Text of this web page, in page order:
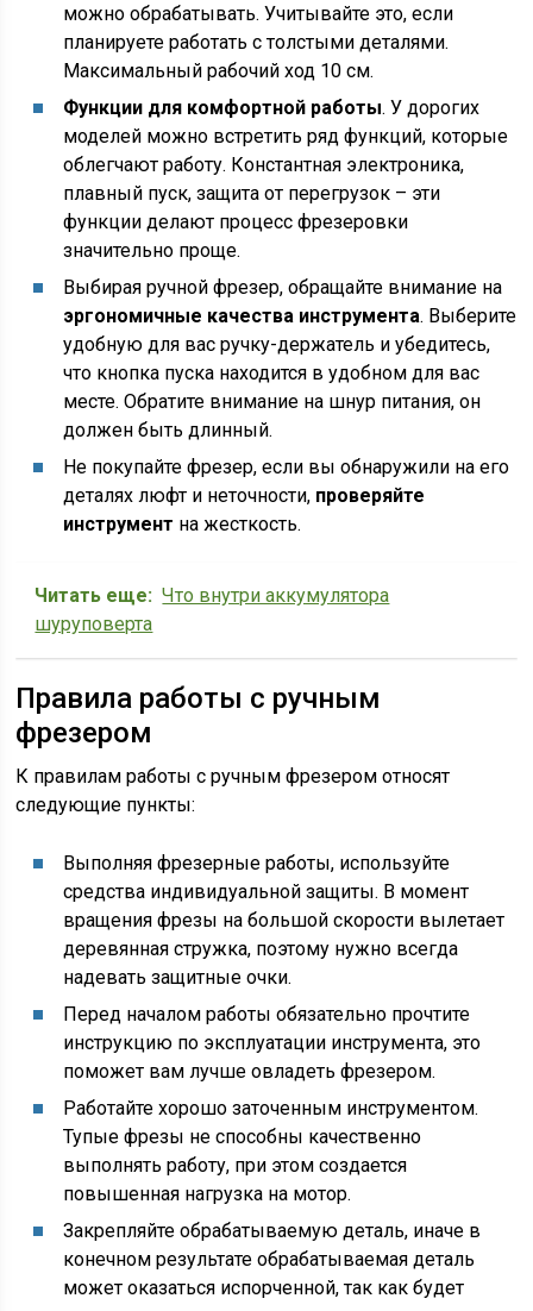
можно обрабатывать. Учитывайте это, если
планируете работать с толстыми деталями.
Максимальный рабочий ход 10 см.
Функции для комфортной работы. У дорогих
моделей можно встретить ряд функций, которые
облегчают работу. Константная электроника,
плавный пуск, защита от перегрузок – эти
функции делают процесс фрезеровки
значительно проще.
Выбирая ручной фрезер, обращайте внимание на
эргономичные качества инструмента. Выберите
удобную для вас ручку-держатель и убедитесь,
что кнопка пуска находится в удобном для вас
месте. Обратите внимание на шнур питания, он
должен быть длинный.
Не покупайте фрезер, если вы обнаружили на его
деталях люфт и неточности, проверяйте
инструмент на жесткость.
Читать еще: Что внутри аккумулятора
шуруповерта
Правила работы с ручным
фрезером
К правилам работы с ручным фрезером относят
следующие пункты:
Выполняя фрезерные работы, используйте
средства индивидуальной защиты. В момент
вращения фрезы на большой скорости вылетает
деревянная стружка, поэтому нужно всегда
надевать защитные очки.
Перед началом работы обязательно прочтите
инструкцию по эксплуатации инструмента, это
поможет вам лучше овладеть фрезером.
Работайте хорошо заточенным инструментом.
Тупые фрезы не способны качественно
выполнять работу, при этом создается
повышенная нагрузка на мотор.
Закрепляйте обрабатываемую деталь, иначе в
конечном результате обрабатываемая деталь
может оказаться испорченной, так как будет